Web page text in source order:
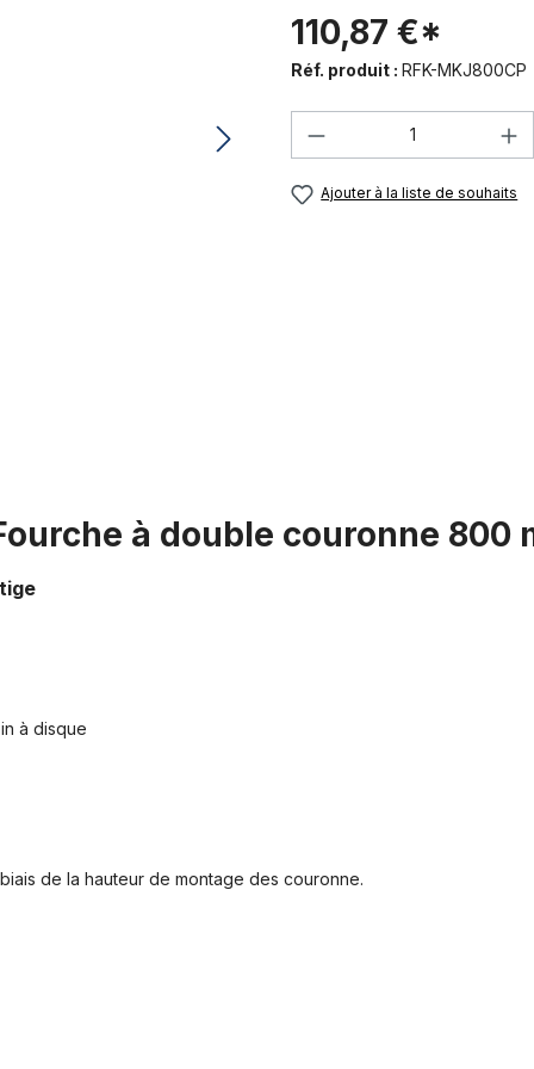
110,87 €*
Réf. produit : RFK-MKJ800CP
Quantité de
Ajouter à la liste de souhaits
à double couronne 800
à disque
de la hauteur de montage des couronne.